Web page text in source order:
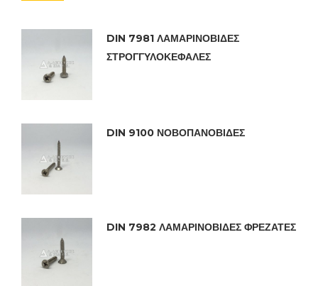
DIN 7981 ΛΑΜΑΡΙΝΟΒΙΔΕΣ
ΣΤΡΟΓΓΥΛΟΚΕΦΑΛΕΣ
DIN 9100 ΝΟΒΟΠΑΝΟΒΙΔΕΣ
DIN 7982 ΛΑΜΑΡΙΝΟΒΙΔΕΣ ΦΡΕΖΑΤΕΣ